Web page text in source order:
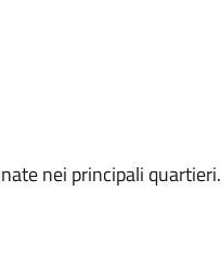
nei principali quartieri.